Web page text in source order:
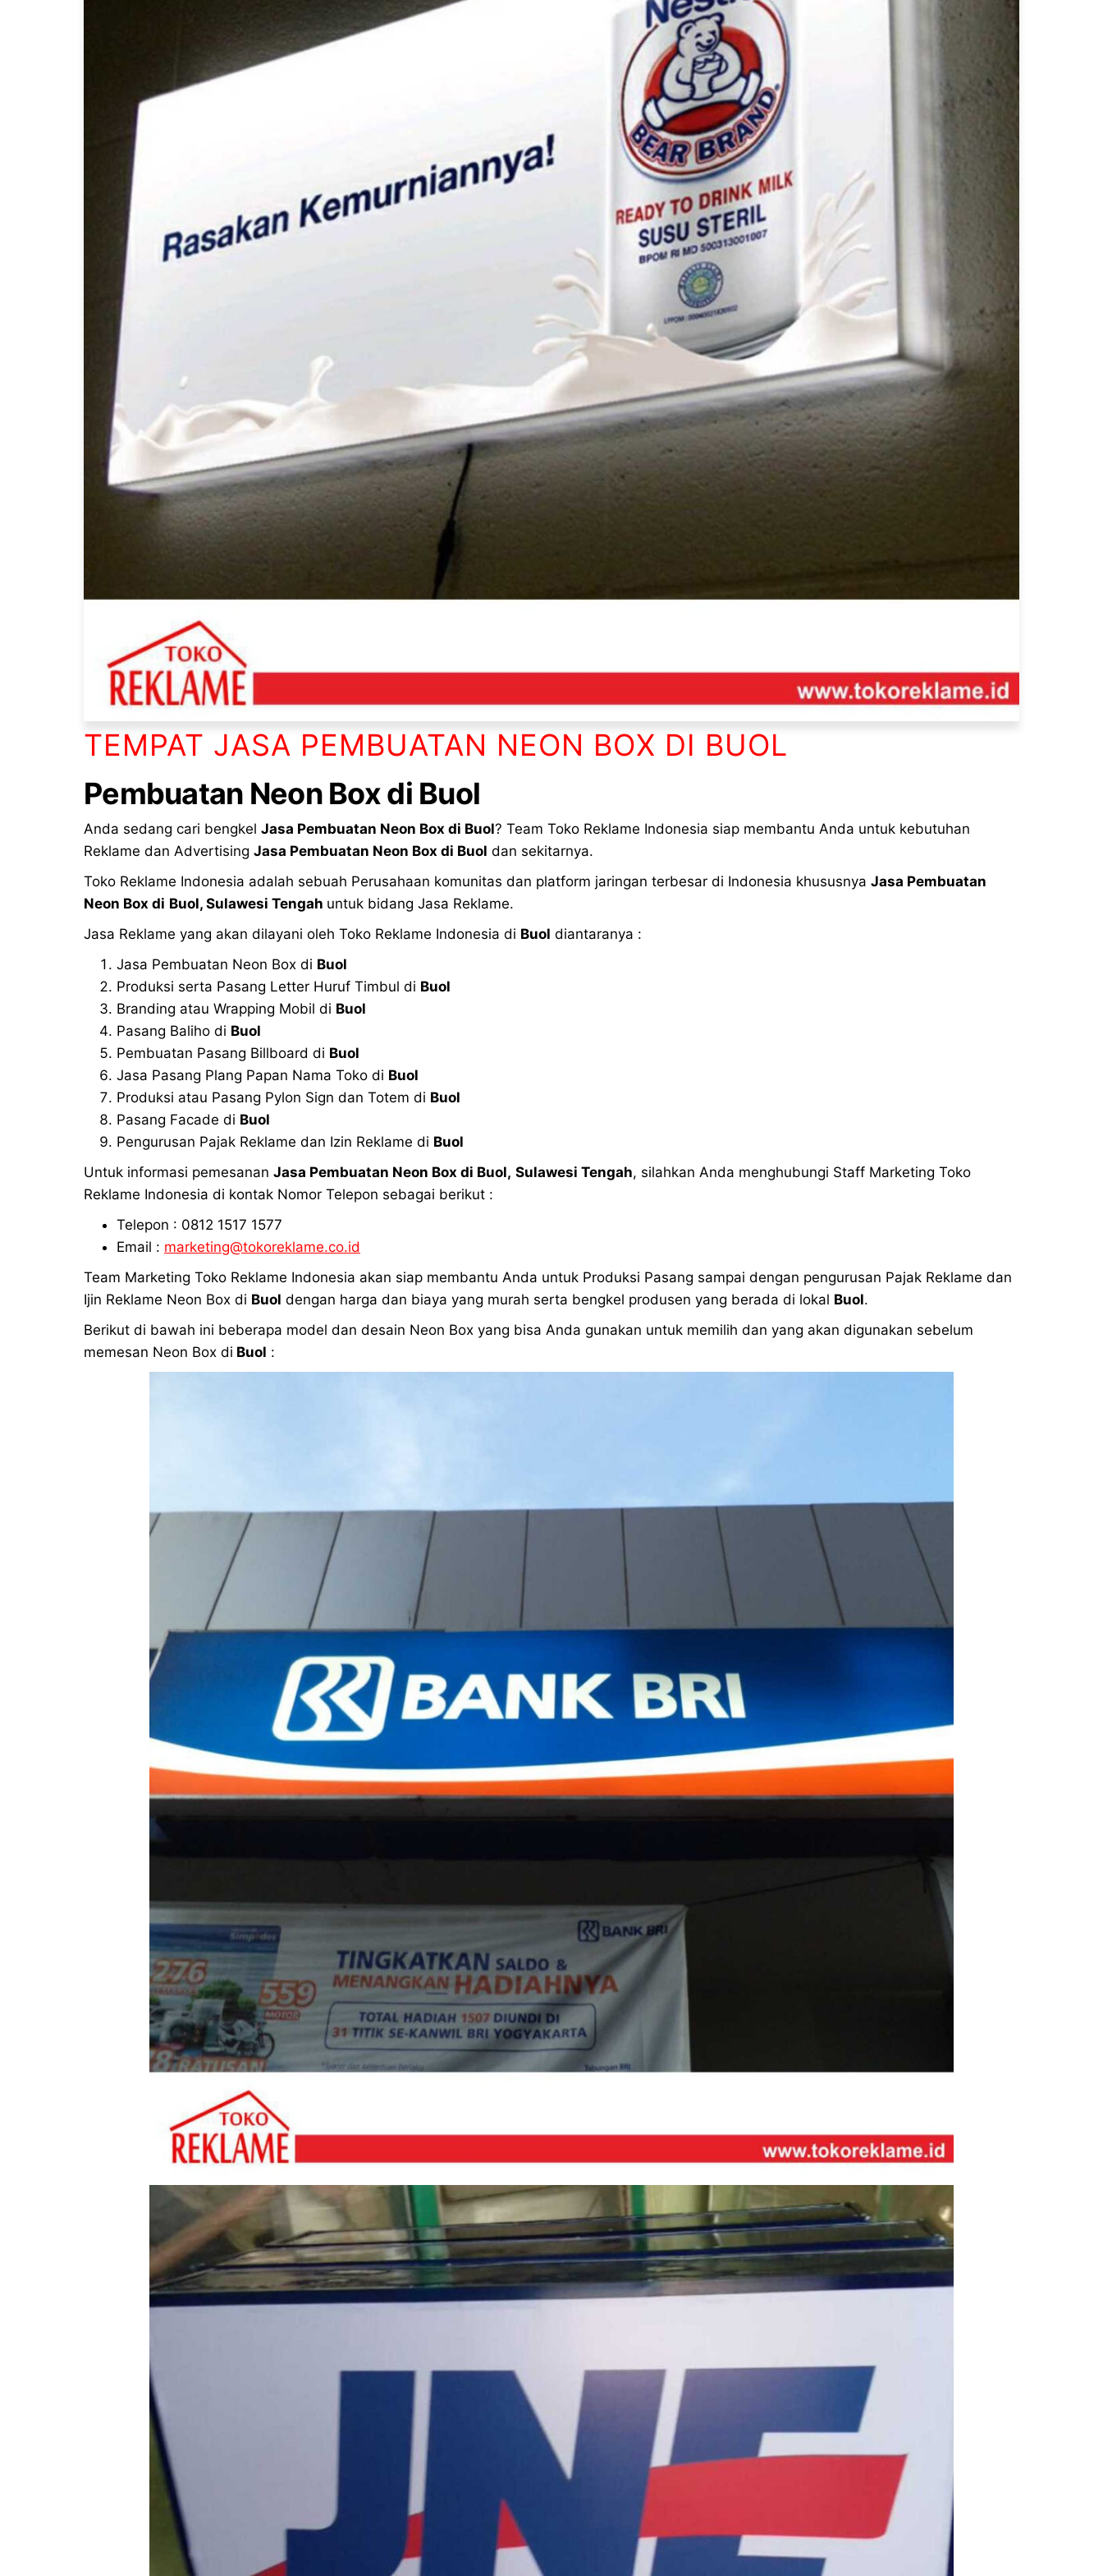
TEMPAT JASA PEMBUATAN NEON BOX DI BUOL
Pembuatan Neon Box di Buol
Anda sedang cari bengkel Jasa Pembuatan Neon Box di Buol? Team Toko Reklame Indonesia siap membantu Anda untuk kebutuhan
Reklame dan Advertising Jasa Pembuatan Neon Box di Buol dan sekitarnya.
Toko Reklame Indonesia adalah sebuah Perusahaan komunitas dan platform jaringan terbesar di Indonesia khususnya Jasa Pembuatan
Neon Box di Buol, Sulawesi Tengah untuk bidang Jasa Reklame.
Jasa Reklame yang akan dilayani oleh Toko Reklame Indonesia di Buol diantaranya :
Jasa Pembuatan Neon Box di Buol
Produksi serta Pasang Letter Huruf Timbul di Buol
Branding atau Wrapping Mobil di Buol
Pasang Baliho di Buol
Pembuatan Pasang Billboard di Buol
Jasa Pasang Plang Papan Nama Toko di Buol
Produksi atau Pasang Pylon Sign dan Totem di Buol
Pasang Facade di Buol
Pengurusan Pajak Reklame dan Izin Reklame di Buol
Untuk informasi pemesanan Jasa Pembuatan Neon Box di Buol, Sulawesi Tengah, silahkan Anda menghubungi Staff Marketing Toko
Reklame Indonesia di kontak Nomor Telepon sebagai berikut :
Telepon : 0812 1517 1577
Email : marketing@tokoreklame.co.id
Team Marketing Toko Reklame Indonesia akan siap membantu Anda untuk Produksi Pasang sampai dengan pengurusan Pajak Reklame dan
Ijin Reklame Neon Box di Buol dengan harga dan biaya yang murah serta bengkel produsen yang berada di lokal Buol.
Berikut di bawah ini beberapa model dan desain Neon Box yang bisa Anda gunakan untuk memilih dan yang akan digunakan sebelum
memesan Neon Box di Buol :